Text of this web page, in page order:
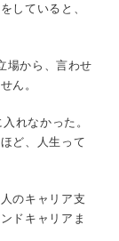
していると、
場から、言わせ
ん。
れなかった。
ど、人生って
のキャリア支
ドキャリアま